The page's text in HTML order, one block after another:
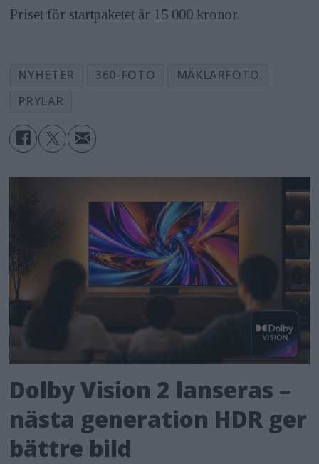
Priset för startpaketet är 15 000 kronor.
NYHETER 360-FOTO
MÄKLARFOTO
PRYLAR
Dolby Vision 2 lanseras –
nästa generation HDR ger
bättre bild